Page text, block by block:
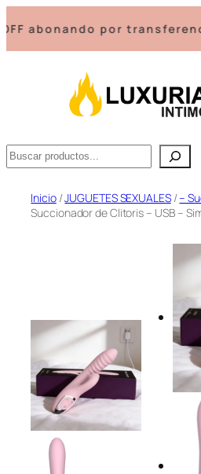
abonando por transferencia
Buscar
SaltarInicio/JUGUETES SEXUALES/–
Succionador de Clitoris – USB –